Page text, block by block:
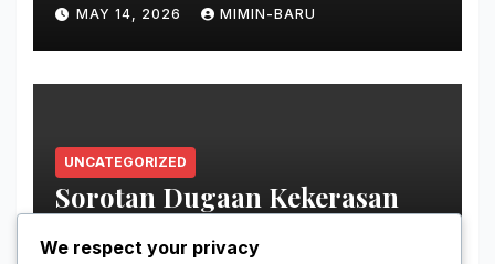
MAY 14, 2026 MIMIN-BARU
UNCATEGORIZED
Sorotan Dugaan Kekerasan
pada Tahanan Perempuan
Palestina
We respect your privacy